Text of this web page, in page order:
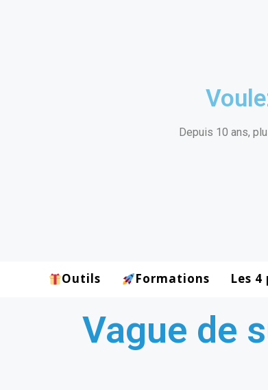
Depuis 10 ans,
Outils Formations Les
Vague de